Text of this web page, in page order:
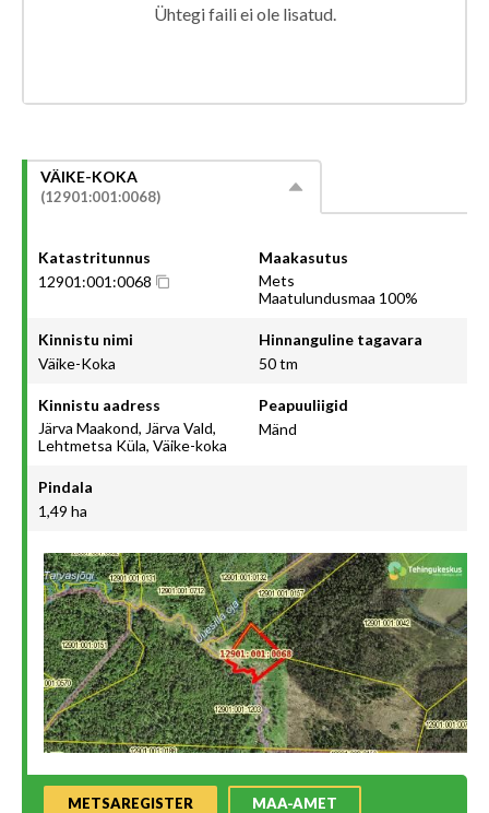
Ühtegi faili ei ole lisatud.
VÄIKE-KOKA
(12901:001:0068)
Katastritunnus
12901:001:0068
Maakasutus
Mets
Maatulundusmaa 100%
Kinnistu nimi
Väike-Koka
Hinnanguline tagavara
50 tm
Kinnistu aadress
Järva Maakond, Järva Vald,
Lehtmetsa Küla, Väike-koka
Peapuuliigid
Mänd
Pindala
1,49 ha
METSAREGISTER MAA-AMET